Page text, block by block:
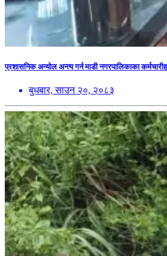
प्रशासनिक अन्योल अन्त्य गर्न माडी नगरपालिकाका
बुधबार, साउन २०, २०८३